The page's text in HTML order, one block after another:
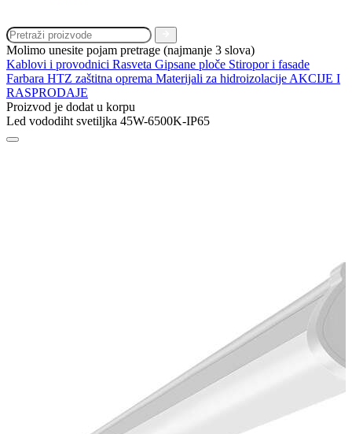
Molimo unesite pojam pretrage (najmanje 3 slova)
Kablovi i provodnici Rasveta Gipsane ploče Stiropor i fasade
Farbara HTZ zaštitna oprema Materijali za hidroizolacije AKCIJE I
RASPRODAJE
Proizvod je dodat u korpu
Led vododiht svetiljka 45W-6500K-IP65